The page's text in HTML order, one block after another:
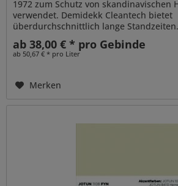
1972 zum Schutz von skandinavischen
verwendet. Demidekk Cleantech bietet
überdurchschnittlich lange
penetrierende Alkydharzanteil für...
ab 38,00 € * pro Gebinde
ab 50,67 € * pro Liter
Merken